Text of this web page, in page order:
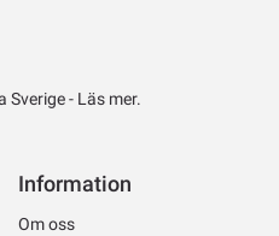
Sverige - Läs mer.
Information
Om oss